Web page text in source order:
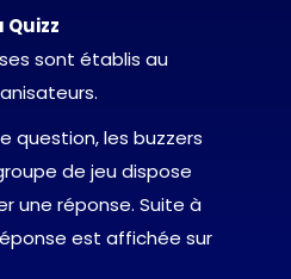
sont établis au
question, les buzzers
de jeu dispose
une réponse. Suite à
est affichée sur